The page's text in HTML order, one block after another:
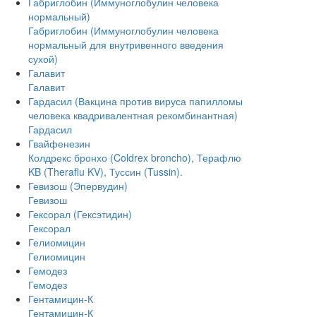
нормальный)
Габриглобин (Иммуноглобулин человека
нормальный для внутривенного введения
сухой)
Галавит
Галавит
Гардасил (Вакцина против вируса папилломы
человека квадривалентная рекомбинантная)
Гардасил
Гвайфенезин
Колдрекс бронхо (Coldrex broncho), Терафлю
KB (Theraflu KV), Туссин (Tussin).
Гевизош (Эпервудин)
Гевизош
Гексорал (Гексэтидин)
Гексорал
Гелиомицин
Гелиомицин
Гемодез
Гемодез
Гентамицин-К
Гентамицин-К